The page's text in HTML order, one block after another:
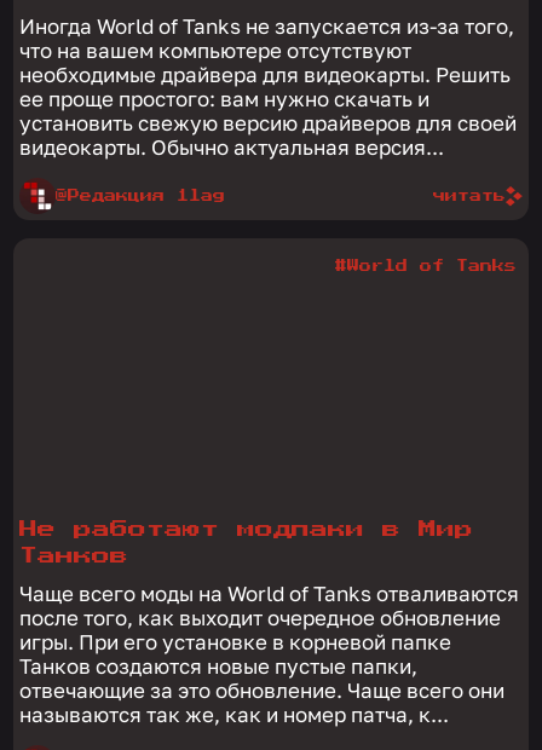
Иногда World of Tanks не запускается из-за того,
что на вашем компьютере отсутствуют
необходимые драйвера для видеокарты. Решить
ее проще простого: вам нужно скачать и
установить свежую версию драйверов для своей
видеокарты. Обычно актуальная версия...
@Редакция 1lag читать
Не работают модпаки в Мир
Танков
Чаще всего моды на World of Tanks отваливаются
после того, как выходит очередное обновление
игры. При его установке в корневой папке
Танков создаются новые пустые папки,
отвечающие за это обновление. Чаще всего они
называются так же, как и номер патча, к...
#World of Tanks